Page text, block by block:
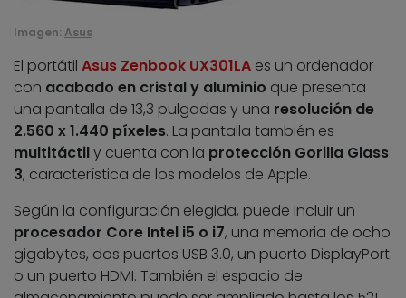
Imagen: Asus
El portátil Asus Zenbook UX301LA es un ordenador
con acabado en cristal y aluminio que presenta
una pantalla de 13,3 pulgadas y una resolución de
2.560 x 1.440 píxeles. La pantalla también es
multitáctily cuenta con la protección Gorilla Glass
3, característica de los modelos de Apple.
Según la configuración elegida, puede incluir un
procesador Core Intel i5 o i7, una memoria de ocho
gigabytes, dos puertos USB 3.0, un puerto DisplayPort
o un puerto HDMI. También el espacio de